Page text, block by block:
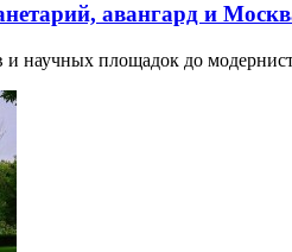
авангард и
и научных площадок до